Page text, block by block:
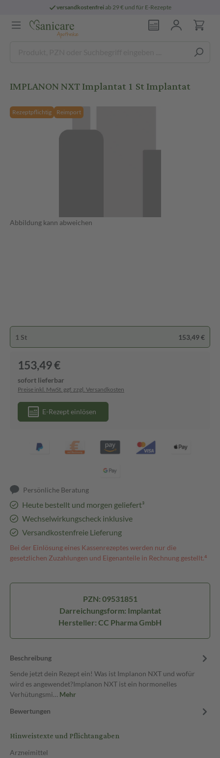
versandkostenfreiab 29 € und für E-Rezepte
IMPLANON NXT Implantat 1 St Implantat
Rezeptpflichtig Reimport
Abbildung kann abweichen
1 St 153,49 €
153,49 €
sofort lieferbar
Preise inkl. MwSt. ggf. zzgl. Versandkosten
E-Rezept einlösen
Persönliche Beratung
Heute bestellt und morgen geliefert³
Wechselwirkungscheck inklusive
Versandkostenfreie Lieferung
Bei der Einlösung eines Kassenrezeptes werden nur die
gesetzlichen Zuzahlungen und Eigenanteile in Rechnung gestellt.⁴
PZN: 09531851
Darreichungsform: Implantat
Hersteller: CC Pharma GmbH
Beschreibung
Sende jetzt dein Rezept ein! Was ist Implanon NXT und wofür
wird es angewendet?Implanon NXT ist ein hormonelles
Verhütungsmi… Mehr
Bewertungen
Hinweistexte und Pflichtangaben
Arzneimittel